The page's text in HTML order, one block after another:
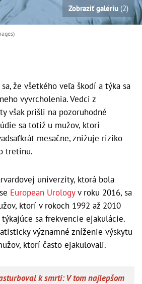
Zobraziť galériu (2)
sa, že všetkého veľa škodí a týka sa
vyvrcholenia. Vedci z
však prišli na pozoruhodné
sa totiž u mužov, ktorí
mesačne, znižuje riziko
tretinu.
univerzity, ktorá bola
European Urologyv roku 2016, sa
ktorí v rokoch 1992 až 2010
sa frekvencie ejakulácie.
významné zníženie výskytu
ktorí často ejakulovali.
k smrti: V tom najlepšom